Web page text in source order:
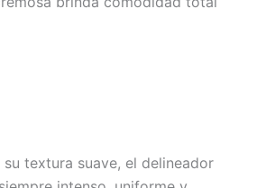
textura suave, el delineador